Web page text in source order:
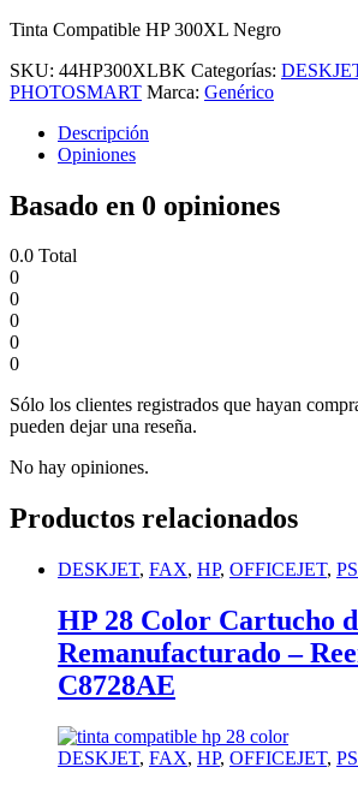
Tinta Compatible HP 300XL Negro
SKU: 44HP300XLBK Categorías:
PHOTOSMART Marca: Genérico
Descripción
Opiniones
Basado en 0 opiniones
0.0 Total
0
0
0
0
0
Sólo los clientes registrados que hayan
pueden dejar una reseña.
No hay opiniones.
Productos relacionados
DESKJET, FAX, HP, OFFICEJET,
HP 28 Color Cartucho
Remanufacturado –
C8728AE
DESKJET, FAX, HP, OFFICEJET,